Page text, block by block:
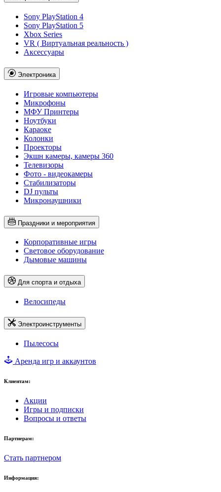
Sony PlayStation 4
Sony PlayStation 5
Xbox Series
VR ( Виртуальная реальность )
Аксессуары
Электроника
Игровые компьютеры
Микрофоны
МФУ Принтеры
Ноутбуки
Караоке
Колонки
Проекторы
Экшн камеры, камеры 360
Телевизоры
Фото - видеокамеры
Стабилизаторы
DJ пульты
Микронаушники
Праздники и мероприятия
Корпоративные игры
Световое оборудование
Дымовые машины
Для спорта и отдыха
Велосипеды
Электроинструменты
Пылесосы
Аренда игр и аккаунтов
Клиентам:
Акции
Игры и подписки
Вопросы и ответы
Партнерам:
Стать партнером
Информация: